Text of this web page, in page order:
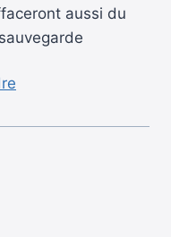
aussi du